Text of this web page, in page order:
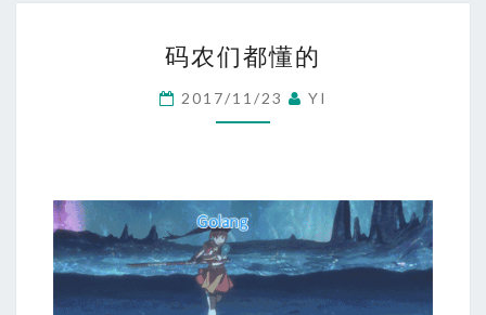
农
们
都
码农们都懂的
2017/11/23 YI